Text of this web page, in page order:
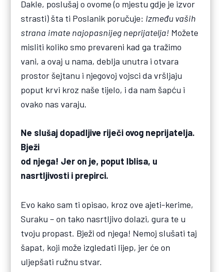
Dakle, poslušaj o ovome (o mjestu gdje je izvor
strasti) šta ti Poslanik poručuje: Između vaših
strana imate najopasnijeg neprijatelja! Možete
misliti koliko smo prevareni kad ga tražimo
vani, a ovaj u nama, deblja unutra i otvara
prostor šejtanu i njegovoj vojsci da vršljaju
poput krvi kroz naše tijelo, i da nam šapću i
ovako nas varaju.
Ne slušaj dopadljive riječi ovog neprijatelja.
Bježi
od njega! Jer on je, poput Iblisa, u
nasrtljivosti i prepirci.
Evo kako sam ti opisao, kroz ove ajeti-kerime,
Suraku – on tako nasrtljivo dolazi, gura te u
tvoju propast. Bježi od njega! Nemoj slušati taj
šapat, koji može izgledati lijep, jer će on
uljepšati ružnu stvar.